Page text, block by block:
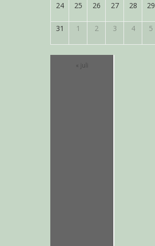
24 25 26 27 28 29
31 1 2 3 4 5
« juli